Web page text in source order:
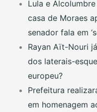
Lula e
casa de Moraes
senador fala em
Rayan Aït-Nouri
dos laterais-
europeu?
Prefeitura
em homenagem